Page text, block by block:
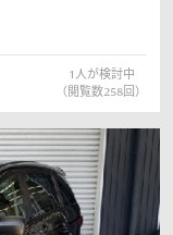
1 人が検討中
（閲覧数258回）